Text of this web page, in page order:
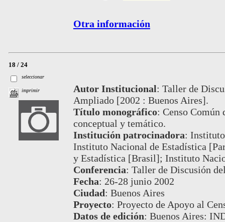
Otra información
18 / 24
seleccionar
imprimir Autor Institucional: Taller de
Ampliado [2002 : Buenos Aires].
Título monográfico: Censo Común
conceptual y temático.
Institución patrocinadora:
Instituto Nacional de Estadística
y Estadística [Brasil]; Instituto
Conferencia: Taller de Discusión
Fecha: 26-28 junio 2002
Ciudad: Buenos Aires
Proyecto: Proyecto de Apoyo al
Datos de edición: Buenos Aires: